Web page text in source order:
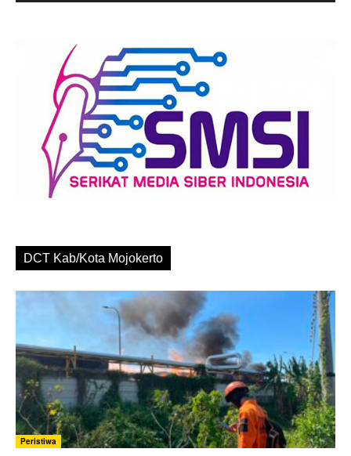
DCT Kab/Kota Mojokerto
Peristiwa